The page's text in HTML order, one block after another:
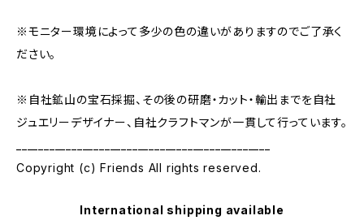
※モニター環境によって多少の色の違いがありますのでご了承く
ださい。
※自社鉱山の宝石採掘、その後の研磨・カット・輸出までを自社
ジュエリーデザイナー、自社クラフトマンが一貫して行っています。
Copyright (c) Friends All rights reserved.
International shipping available